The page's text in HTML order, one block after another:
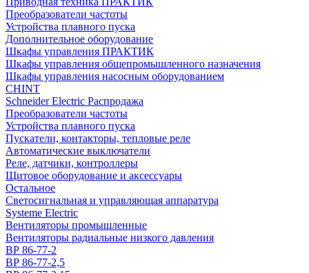
Преобразователи частоты
Устройства плавного пуска
Дополнительное оборудование
Шкафы управления ПРАКТИК
Шкафы управления общепромышленного назначения
Шкафы управления насосным оборудованием
CHINT
Schneider Electric Распродажа
Преобразователи частоты
Устройства плавного пуска
Пускатели, контакторы, тепловые реле
Автоматические выключатели
Реле, датчики, контроллеры
Щитовое оборудование и аксессуары
Остальное
Светосигнальная и управляющая аппаратура
Systeme Electric
Вентиляторы промышленные
Вентиляторы радиальные низкого давления
ВР 86-77-2
ВР 86-77-2,5